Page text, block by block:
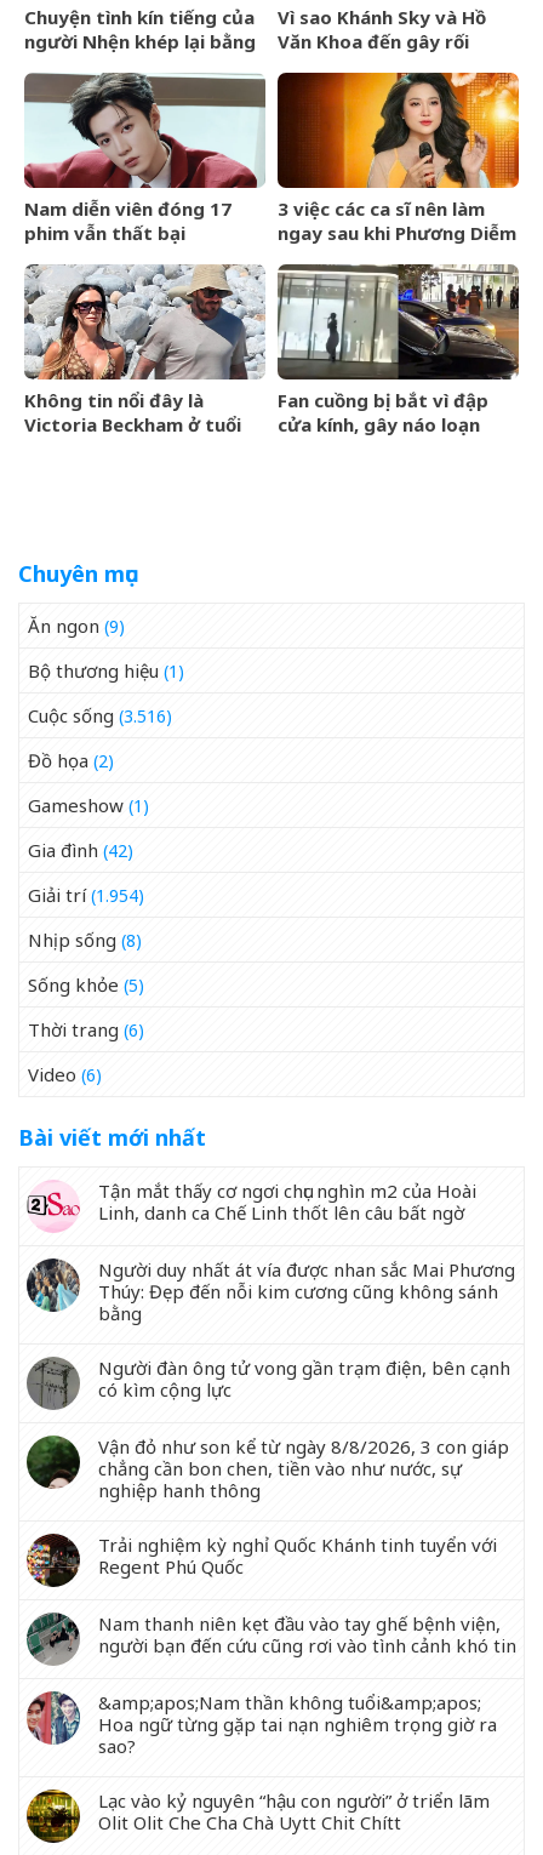
Chuyện tình kín tiếng của
người Nhện khép lại bằng
Vì sao Khánh Sky và Hồ
Văn Khoa đến gây rối
khởi tố?
Nam diễn viên đóng 17
phim vẫn thất bại
3 việc các ca sĩ nên làm
ngay sau khi Phương Diễm
Không tin nổi đây là
Victoria Beckham ở tuổi
Fan cuồng bị bắt vì đập
cửa kính, gây náo loạn
Chuyên mục
Ăn ngon (9)
Bộ thương hiệu (1)
Cuộc sống (3.516)
Đồ họa (2)
Gameshow (1)
Gia đình (42)
Giải trí(1.954)
Nhịp sống (8)
Sống khỏe (5)
Thời trang (6)
Video (6)
Bài viết mới nhất
Tận mắt thấy cơ ngơi chục nghìn m2 của Hoài
Linh, danh ca Chế Linh thốt lên câu bất ngờ
Người duy nhất át vía được nhan sắc Mai Phương
Thúy: Đẹp đến nỗi kim cương cũng không sánh
bằng
Người đàn ông tử vong gần trạm điện, bên cạnh
có kìm cộng lực
Vận đỏ như son kể từ ngày 8/8/2026, 3 con giáp
chẳng cần bon chen, tiền vào như nước, sự
nghiệp hanh thông
Trải nghiệm kỳ nghỉ Quốc Khánh tinh tuyển với
Regent Phú Quốc
Nam thanh niên kẹt đầu vào tay ghế bệnh viện,
người bạn đến cứu cũng rơi vào tình cảnh khó tin
&amp;apos;Nam thần không tuổi&amp;apos;
Hoa ngữ từng gặp tai nạn nghiêm trọng giờ ra
sao?
Lạc vào kỷ nguyên “hậu con người” ở triển lãm
Olit Olit Che Cha Chà Uytt Chit Chítt